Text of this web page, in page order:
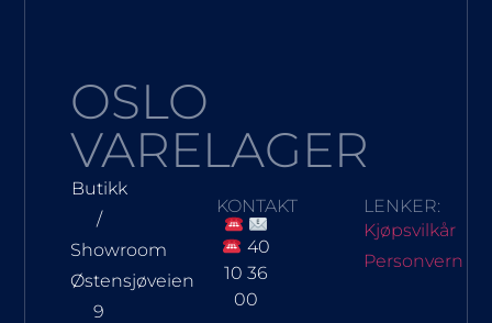
OSLO
VARELAGER
Butikk
/
Showroom
Østensjøveien
9
KONTAKT
40
10 36
00
LENKER:
Kjøpsvilkår
Personvern